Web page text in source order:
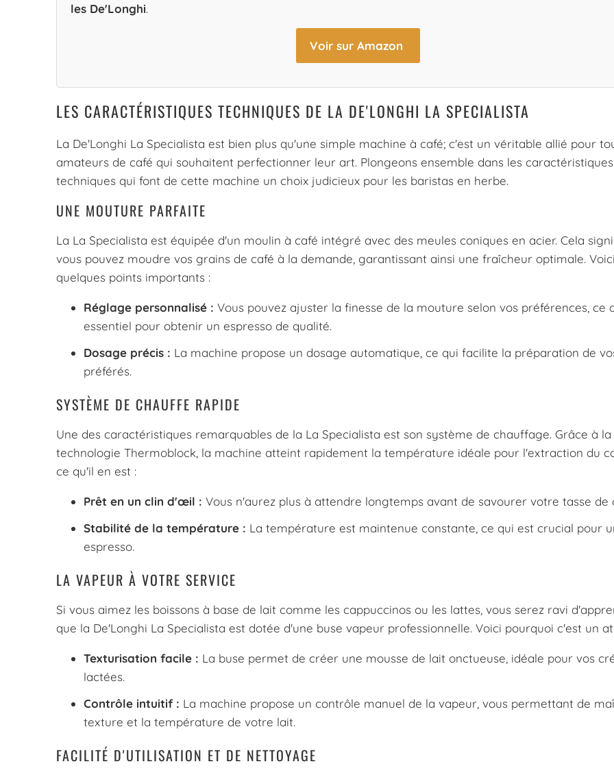
les De'Longhi.
Voir sur Amazon
LES CARACTÉRISTIQUES TECHNIQUES DE LA DE'LONGHI LA SPECIALISTA
La De'Longhi La Specialista est bien plus qu'une simple machine à café; c'est un véritable allié pour
amateurs de café qui souhaitent perfectionner leur art. Plongeons ensemble dans les caractéristiques
techniques qui font de cette machine un choix judicieux pour les baristas en herbe.
UNE MOUTURE PARFAITE
La La Specialista est équipée d'un moulin à café intégré avec des meules coniques en acier. Cela
vous pouvez moudre vos grains de café à la demande, garantissant ainsi une fraîcheur optimale. Voici
quelques points importants :
Réglage personnalisé : Vous pouvez ajuster la finesse de la mouture selon vos préférences, ce
essentiel pour obtenir un espresso de qualité.
Dosage précis : La machine propose un dosage automatique, ce qui facilite la préparation de
préférés.
SYSTÈME DE CHAUFFE RAPIDE
Une des caractéristiques remarquables de la La Specialista est son système de chauffage. Grâce à la
technologie Thermoblock, la machine atteint rapidement la température idéale pour l'extraction du
ce qu'il en est :
Prêt en un clin d'œil : Vous n'aurez plus à attendre longtemps avant de savourer votre tasse de
Stabilité de la température : La température est maintenue constante, ce qui est crucial pour
espresso.
LA VAPEUR À VOTRE SERVICE
Si vous aimez les boissons à base de lait comme les cappuccinos ou les lattes, vous serez ravi
que la De'Longhi La Specialista est dotée d'une buse vapeur professionnelle. Voici pourquoi c'est un
Texturisation facile : La buse permet de créer une mousse de lait onctueuse, idéale pour vos
lactées.
Contrôle intuitif : La machine propose un contrôle manuel de la vapeur, vous permettant de
texture et la température de votre lait.
FACILITÉ D'UTILISATION ET DE NETTOYAGE